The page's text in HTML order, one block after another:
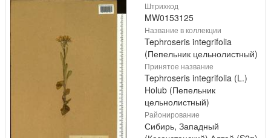
Штрихкод
MW0153125
Название в коллекции
Tephroseris integrifolia
(Пепельник цельнолистный)
Принятое название
Tephroseris integrifolia (L.)
Holub (Пепельник
цельнолистный)
Районирование
Сибирь, Западный